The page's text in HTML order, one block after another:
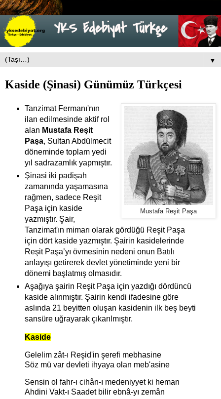
▼
Kaside (Şinasi) Günümüz Türkçesi
Mustafa Reşit Paşa
Tanzimat Fermanı'nın
ilan edilmesinde aktif rol
alan Mustafa Reşit
Paşa, Sultan Abdülmecit
döneminde toplam yedi
yıl sadrazamlık yapmıştır.
Şinasi iki padişah
zamanında yaşamasına
rağmen, sadece Reşit
Paşa için kaside
yazmıştır. Şair,
Tanzimat'ın mimarı olarak gördüğü Reşit Paşa
için dört kaside yazmıştır. Şairin kasidelerinde
Reşit Paşa’yı övmesinin nedeni onun Batılı
anlayışı getirerek devlet yönetiminde yeni bir
dönemi başlatmış olmasıdır.
Aşağıya şairin Reşit Paşa için yazdığı dördüncü
kaside alınmıştır. Şairin kendi ifadesine göre
aslında 21 beyitten oluşan kasidenin ilk beş beyti
sansüre uğrayarak çıkarılmıştır.
Kaside
Gelelim zât-ı Reşid'in şerefi mebhasine
Söz mü var devleti ihyaya olan meb'asine
Sensin ol fahr-ı cihân-ı medeniyyet ki heman
Ahdini Vakt-ı Saadet bilir ebnâ-yı zemân